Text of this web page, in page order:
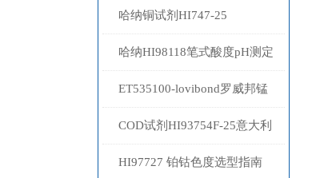
哈纳铜试剂HI747-25
哈纳HI98118笔式酸度pH测定
仪
ET535100-lovibond罗威邦锰
试剂
COD试剂HI93754F-25意大利
哈纳
HI97727 铂钴色度选型指南